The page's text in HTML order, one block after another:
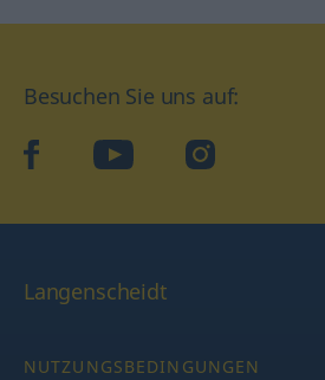
Besuchen Sie uns auf:
facebookYouTube Instagram
Langenscheidt
NUTZUNGSBEDINGUNGEN